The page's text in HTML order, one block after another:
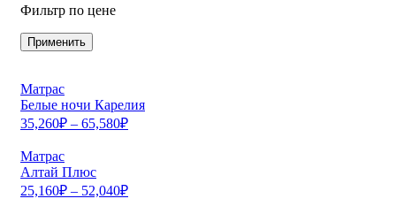
Фильтр по цене
Применить
Матрас
Белые ночи Карелия
35,260₽ – 65,580₽
Матрас
Алтай Плюс
25,160₽ – 52,040₽